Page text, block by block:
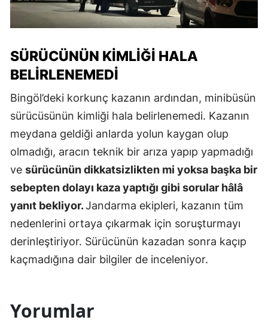
SÜRÜCÜNÜN KIMLIĞI HALA
BELIRLENEMEDI
Bingöl’deki korkunç kazanın ardından, minibüsün
sürücüsünün kimliği hala belirlenemedi. Kazanın
meydana geldiği anlarda yolun kaygan olup
olmadığı, aracın teknik bir arıza yapıp yapmadığı
ve sürücünün dikkatsizlikten mi yoksa başka bir
sebepten dolayı kaza yaptığı gibi sorular hâlâ
yanıt bekliyor.Jandarma ekipleri, kazanın tüm
nedenlerini ortaya çıkarmak için soruşturmayı
derinleştiriyor. Sürücünün kazadan sonra kaçıp
kaçmadığına dair bilgiler de inceleniyor.
Yorumlar